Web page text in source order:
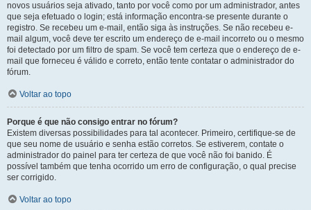
novos usuários seja ativado, tanto por você como por um administrador, antes
que seja efetuado o login; está informação encontra-se presente durante o
registro. Se recebeu um e-mail, então siga às instruções. Se não recebeu e-
mail algum, você deve ter escrito um endereço de e-mail incorreto ou o mesmo
foi detectado por um filtro de spam. Se você tem certeza que o endereço de e-
mail que forneceu é válido e correto, então tente contatar o administrador do
fórum.
Voltar ao topo
Porque é que não consigo entrar no fórum?
Existem diversas possibilidades para tal acontecer. Primeiro, certifique-se de
que seu nome de usuário e senha estão corretos. Se estiverem, contate o
administrador do painel para ter certeza de que você não foi banido. É
possível também que tenha ocorrido um erro de configuração, o qual precise
ser corrigido.
Voltar ao topo